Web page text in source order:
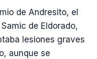
de Andresito, el
de Eldorado,
lesiones graves
aunque se